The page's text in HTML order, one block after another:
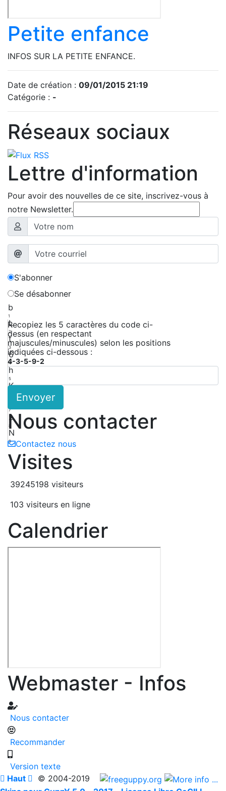
Petite enfance
INFOS SUR LA PETITE ENFANCE.
Date de création : 09/01/2015 21:19
Catégorie : -
Réseaux sociaux
Lettre d'information
Pour avoir des nouvelles de ce site, inscrivez-vous à
notre Newsletter.
S'abonner
Se désabonner
b
1
L
2
t
3
6
4
h
5
K
7
z
8
N
9
Recopiez les 5 caractères du code ci-
dessus (en respectant
majuscules/minuscules) selon les positions
indiquées ci-dessous :
4-3-5-9-2
Envoyer
Nous contacter
Contactez nous
Visites
39245198 visiteurs
103 visiteurs en ligne
Calendrier
Webmaster - Infos
Nous contacter
Recommander
Version texte
 Haut  © 2004-2019